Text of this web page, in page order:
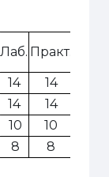
Лаб. Практ.
14 14
14 14
10 10
8 8